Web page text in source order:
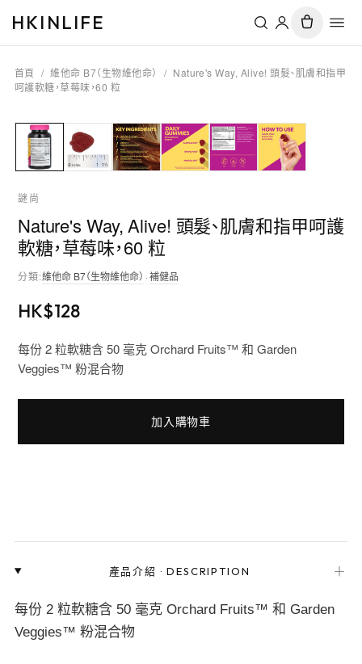
HKINLIFE
首頁 / 維他命 B7（生物維他命） / Nature's Way, Alive! 頭髮、肌膚和指甲
呵護軟糖，草莓味，60 粒
謎尚
Nature's Way, Alive! 頭髮、肌膚和指甲呵護
軟糖，草莓味，60 粒
分類:維他命 B7（生物維他命） ·補健品
HK$128
每份 2 粒軟糖含 50 毫克 Orchard Fruits™ 和 Garden
Veggies™ 粉混合物
加入購物車
產品介紹 ·DESCRIPTION ＋
每份 2 粒軟糖含 50 毫克 Orchard Fruits™ 和 Garden
Veggies™ 粉混合物